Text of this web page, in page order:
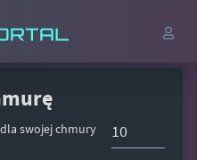
swojej chmury